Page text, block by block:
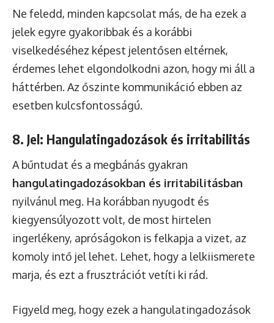
Ne feledd, minden kapcsolat más, de ha ezek a
jelek egyre gyakoribbak és a korábbi
viselkedéséhez képest jelentősen eltérnek,
érdemes lehet elgondolkodni azon, hogy mi áll a
háttérben. Az őszinte kommunikáció ebben az
esetben kulcsfontosságú.
8. Jel: Hangulatingadozások és irritabilitás
A bűntudat és a megbánás gyakran
hangulatingadozásokban és irritabilitásban
nyilvánul meg. Ha korábban nyugodt és
kiegyensúlyozott volt, de most hirtelen
ingerlékeny, apróságokon is felkapja a vizet, az
komoly intő jel lehet. Lehet, hogy a lelkiismerete
marja, és ezt a frusztrációt vetíti ki rád.
Figyeld meg, hogy ezek a hangulatingadozások